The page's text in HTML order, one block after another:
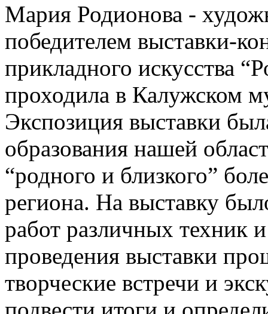
Мария Родионова -
победителем выставки-
прикладного искусства
проходила в Калужском
Экспозиция выставки
образования нашей
“родного и близкого”
региона. На выставку
работ различных техник
проведения выставки
творческие встречи и